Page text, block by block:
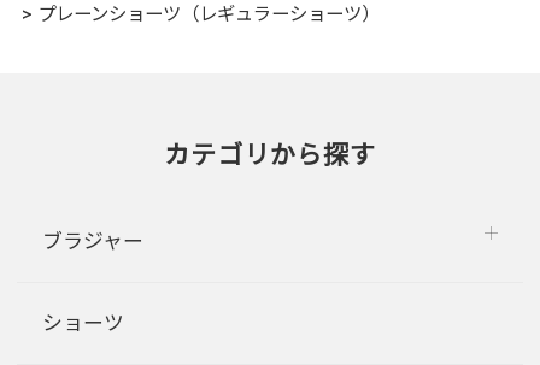
プレーンショーツ（レギュラーショーツ）
カテゴリから探す
ブラジャー
ショーツ